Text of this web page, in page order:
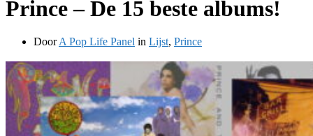
Prince – De 15 beste albums!
DoorA Pop Life Panel in Lijst, Prince